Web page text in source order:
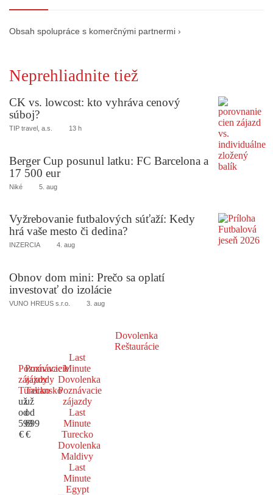
Obsah spolupráce s komerčnými partnermi ›
Neprehliadnite tiež
CK vs. lowcost: kto vyhráva cenový
súboj?
TIP travel, a.s. 13 h
Berger Cup posunul latku: FC Barcelona a
17 500 eur
Niké 5. aug
Vyžrebovanie futbalových súťaží: Kedy
hrá vaše mesto či dedina?
INZERCIA 4. aug
Obnov dom mini: Prečo sa oplatí
investovať do izolácie
VUNO HREUS s.r.o. 3. aug
Dovolenka
Reštaurácie
Poznávacie
zájazdy
Turecko
už
od
599
€
Poznávacie
zájazdy
Taliansko
už
od
699
€
Last
Minute
Dovolenka
Poznávacie
zájazdy
Last
Minute
Turecko
Dovolenka
Maldivy
Last
Minute
Egypt